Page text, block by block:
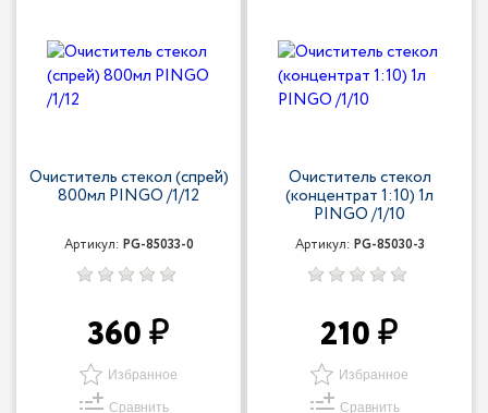
Очиститель стекол (спрей)
800мл PINGO /1/12
Артикул: PG-85033-0
360
Избранное
Сравнить
Очиститель стекол
(концентрат 1:10) 1л
PINGO /1/10
Артикул: PG-85030-3
210
Избранное
Сравнить